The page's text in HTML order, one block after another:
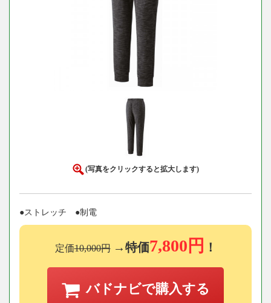
(写真をクリックすると拡大します)
●ストレッチ ●制電
定価10,000円 →特価7,800円 ！
バドナビで購入する